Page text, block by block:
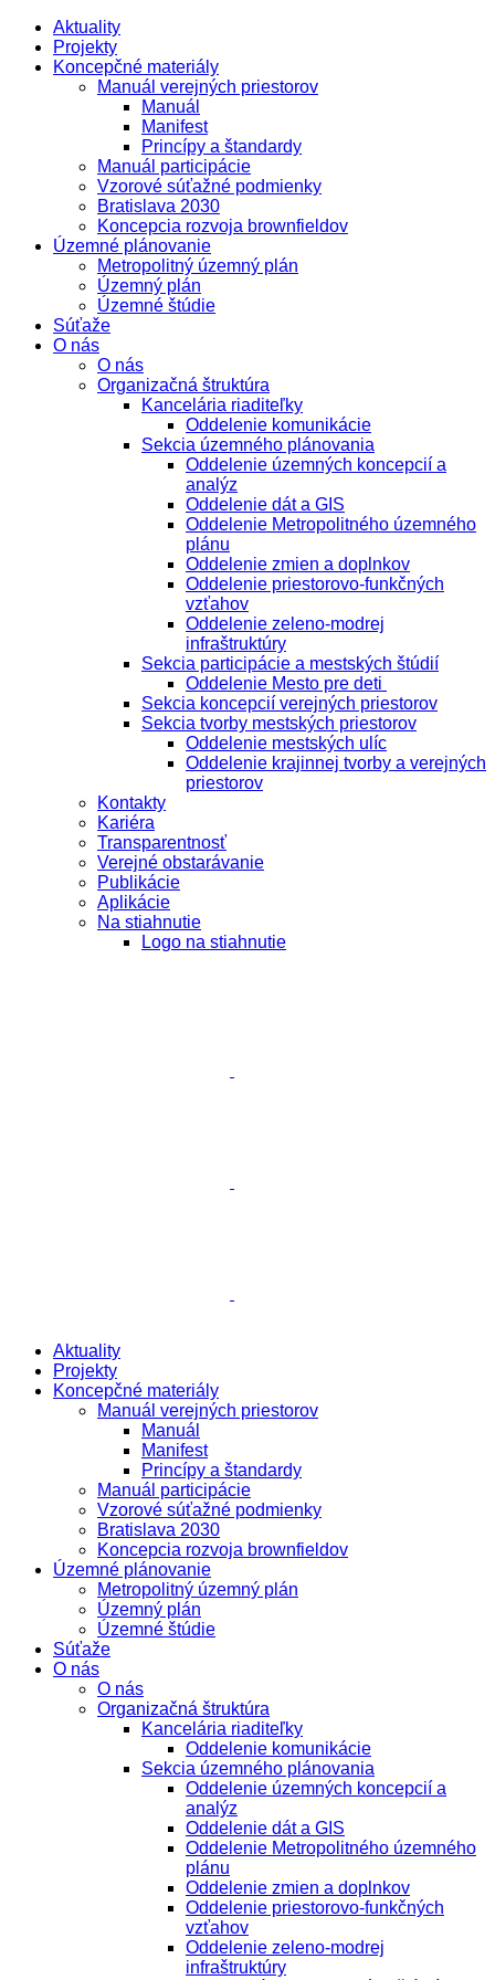
Aktuality
Projekty
Koncepčné materiály
Manuál verejných priestorov
Manuál
Manifest
Princípy a štandardy
Manuál participácie
Vzorové súťažné podmienky
Bratislava 2030
Koncepcia rozvoja brownfieldov
Územné plánovanie
Metropolitný územný plán
Územný plán
Územné štúdie
Súťaže
O nás
O nás
Organizačná štruktúra
Kancelária riaditeľky
Oddelenie komunikácie
Sekcia územného plánovania
Oddelenie územných koncepcií a
analýz
Oddelenie dát a GIS
Oddelenie Metropolitného územného
plánu
Oddelenie zmien a doplnkov
Oddelenie priestorovo-funkčných
vzťahov
Oddelenie zeleno-modrej
infraštruktúry
Sekcia participácie a mestských štúdií
Oddelenie Mesto pre deti
Sekcia koncepcií verejných priestorov
Sekcia tvorby mestských priestorov
Oddelenie mestských ulíc
Oddelenie krajinnej tvorby a verejných
priestorov
Kontakty
Kariéra
Transparentnosť
Verejné obstarávanie
Publikácie
Aplikácie
Na stiahnutie
Logo na stiahnutie
Aktuality
Projekty
Koncepčné materiály
Manuál verejných priestorov
Manuál
Manifest
Princípy a štandardy
Manuál participácie
Vzorové súťažné podmienky
Bratislava 2030
Koncepcia rozvoja brownfieldov
Územné plánovanie
Metropolitný územný plán
Územný plán
Územné štúdie
Súťaže
O nás
O nás
Organizačná štruktúra
Kancelária riaditeľky
Oddelenie komunikácie
Sekcia územného plánovania
Oddelenie územných koncepcií a
analýz
Oddelenie dát a GIS
Oddelenie Metropolitného územného
plánu
Oddelenie zmien a doplnkov
Oddelenie priestorovo-funkčných
vzťahov
Oddelenie zeleno-modrej
infraštruktúry